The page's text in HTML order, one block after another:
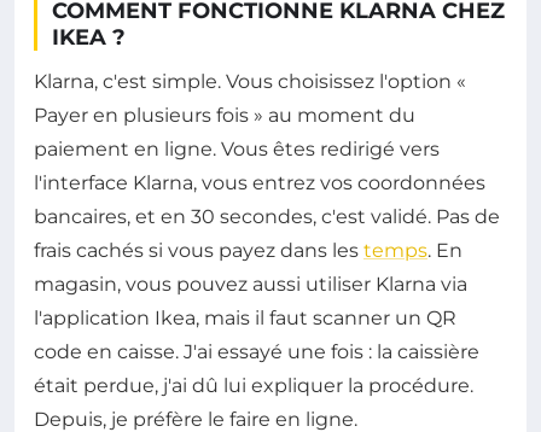
COMMENT FONCTIONNE KLARNA CHEZ
IKEA ?
Klarna, c'est simple. Vous choisissez l'option «
Payer en plusieurs fois » au moment du
paiement en ligne. Vous êtes redirigé vers
l'interface Klarna, vous entrez vos coordonnées
bancaires, et en 30 secondes, c'est validé. Pas de
frais cachés si vous payez dans les temps. En
magasin, vous pouvez aussi utiliser Klarna via
l'application Ikea, mais il faut scanner un QR
code en caisse. J'ai essayé une fois : la caissière
était perdue, j'ai dû lui expliquer la procédure.
Depuis, je préfère le faire en ligne.